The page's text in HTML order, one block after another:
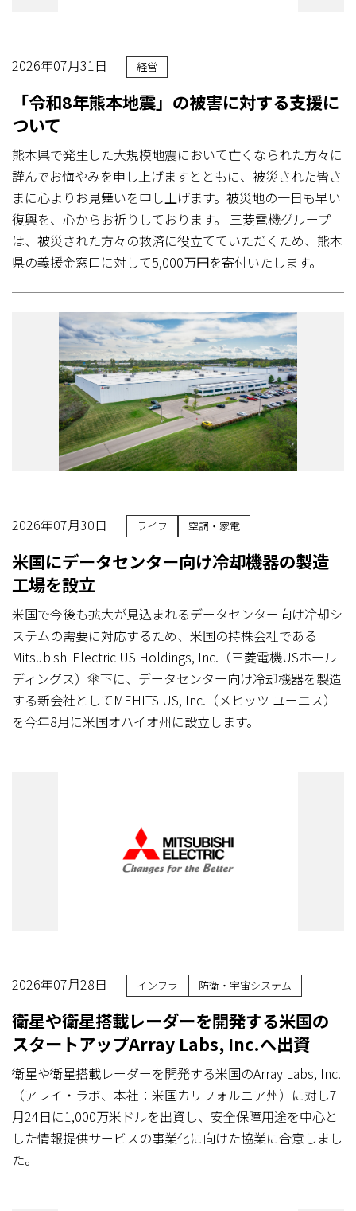
2026年07月31日 経営
「令和8年熊本地震」の被害に対する支援に
ついて
熊本県で発生した大規模地震において亡くなられた方々に
謹んでお悔やみを申し上げますとともに、被災された皆さ
まに心よりお見舞いを申し上げます。被災地の一日も早い
復興を、心からお祈りしております。 三菱電機グループ
は、被災された方々の救済に役立てていただくため、熊本
県の義援金窓口に対して5,000万円を寄付いたします。
2026年07月30日 ライフ 空調・家電
米国にデータセンター向け冷却機器の製造
工場を設立
米国で今後も拡大が見込まれるデータセンター向け冷却シ
ステムの需要に対応するため、米国の持株会社である
Mitsubishi Electric US Holdings, Inc.（三菱電機USホール
ディングス）傘下に、データセンター向け冷却機器を製造
する新会社としてMEHITS US, Inc.（メヒッツ ユーエス）
を今年8月に米国オハイオ州に設立します。
2026年07月28日 インフラ 防衛・宇宙システム
衛星や衛星搭載レーダーを開発する米国の
スタートアップArray Labs, Inc.へ出資
衛星や衛星搭載レーダーを開発する米国のArray Labs, Inc.
（アレイ・ラボ、本社：米国カリフォルニア州）に対し7
月24日に1,000万米ドルを出資し、安全保障用途を中心と
した情報提供サービスの事業化に向けた協業に合意しまし
た。